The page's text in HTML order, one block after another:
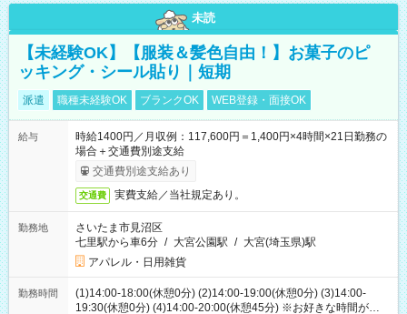
未読
【未経験OK】【服装＆髪色自由！】お菓子のピ
ッキング・シール貼り｜短期
派遣 職種未経験OK ブランクOK WEB登録・面接OK
給与
時給1400円／月収例：117,600円＝1,400円×4時間×21日勤務の
場合＋交通費別途支給
交通費別途支給あり
交通費 実費支給／当社規定あり。
勤務地
さいたま市見沼区
七里駅から車6分 / 大宮公園駅 / 大宮(埼玉県)駅
アパレル・日用雑貨
勤務時間
(1)14:00-18:00(休憩0分) (2)14:00-19:00(休憩0分) (3)14:00-
19:30(休憩0分) (4)14:00-20:00(休憩45分) ※お好きな時間が選べ